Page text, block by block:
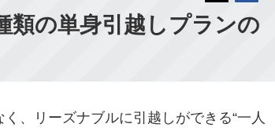
の単身引越しプランの
、リーズナブルに引越しができる“一人